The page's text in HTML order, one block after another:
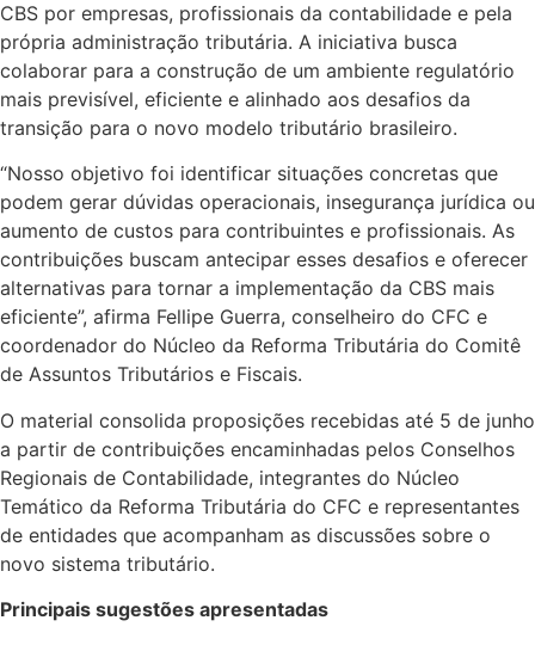
CBS por empresas, profissionais da contabilidade e pela
própria administração tributária. A iniciativa busca
colaborar para a construção de um ambiente regulatório
mais previsível, eficiente e alinhado aos desafios da
transição para o novo modelo tributário brasileiro.
“Nosso objetivo foi identificar situações concretas que
podem gerar dúvidas operacionais, insegurança jurídica ou
aumento de custos para contribuintes e profissionais. As
contribuições buscam antecipar esses desafios e oferecer
alternativas para tornar a implementação da CBS mais
eficiente”, afirma Fellipe Guerra, conselheiro do CFC e
coordenador do Núcleo da Reforma Tributária do Comitê
de Assuntos Tributários e Fiscais.
O material consolida proposições recebidas até 5 de junho
a partir de contribuições encaminhadas pelos Conselhos
Regionais de Contabilidade, integrantes do Núcleo
Temático da Reforma Tributária do CFC e representantes
de entidades que acompanham as discussões sobre o
novo sistema tributário.
Principais sugestões apresentadas